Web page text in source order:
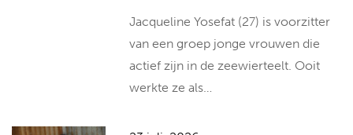
Jacqueline Yosefat (27) is voorzitter
van een groep jonge vrouwen die
actief zijn in de zeewierteelt. Ooit
werkte ze als…